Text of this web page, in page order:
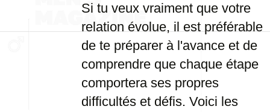
Si tu veux vraiment que votre
relation évolue, il est préférable
de te préparer à l'avance et de
comprendre que chaque étape
comportera ses propres
difficultés et défis. Voici les